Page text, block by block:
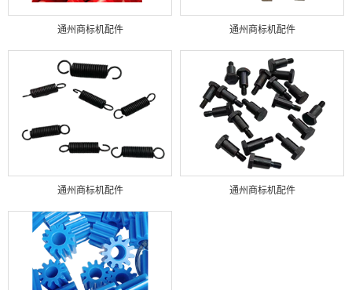
通州商标机配件 通州商标机配件
通州商标机配件 通州商标机配件